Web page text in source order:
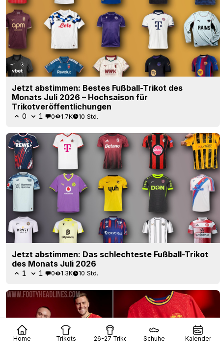
Home Trikots 26-27 Trikots Schuhe Kalender
Jetzt abstimmen: Bestes Fußball-Trikot des
Monats Juli 2026 – Hochsaison für
Trikotveröffentlichungen
0 1 0 1.7K 10 Std.
Jetzt abstimmen: Das schlechteste Fußball-Trikot
des Monats Juli 2026
1 1 0 1.3K 10 Std.